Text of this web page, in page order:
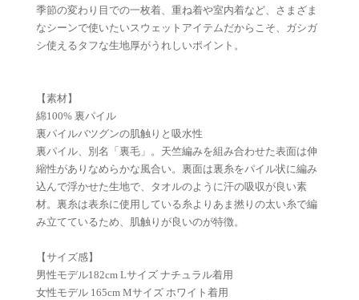
季節の変わり目での一枚着、重ね着や室内着など、さまざま
なシーンで使いたいスウェットアイテムだからこそ、ガシガ
シ使えるタフな生地厚がうれしいポイント。
【素材】
綿100% 裏パイル
裏パイルバツグンの肌触りと吸水性
裏パイル、別名「裏毛」。天竺編みを組み合わせた表面は伸
縮性がありなめらかな風合い。裏面は裏糸をパイル状に編み
込んで浮かせた生地で、タオルのように汗の吸収が良い素
材。裏糸は表糸に使用している糸よりあま撚りの太い糸で編
み立てているため、肌触りが良いのが特徴。
【サイズ感】
男性モデル182cm Lサイズ ナチュラル着用
女性モデル 165cm Mサイズ ホワイト着用